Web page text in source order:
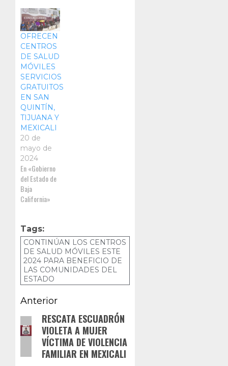
OFRECEN
CENTROS
DE SALUD
MÓVILES
SERVICIOS
GRATUITOS
EN SAN
QUINTÍN,
TIJUANA Y
MEXICALI
20 de
mayo de
2024
En «Gobierno
del Estado de
Baja
California»
Tags:
CONTINÚAN LOS CENTROS
DE SALUD MÓVILES ESTE
2024 PARA BENEFICIO DE
LAS COMUNIDADES DEL
ESTADO
Navegación
de
entradas
Anterior
Entrada
anterior:
RESCATA ESCUADRÓN
VIOLETA A MUJER
VÍCTIMA DE VIOLENCIA
FAMILIAR EN MEXICALI